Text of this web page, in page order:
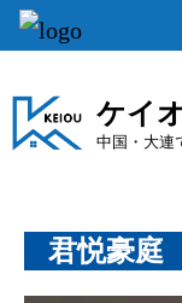
ケイ
中国・大連
君悦豪庭